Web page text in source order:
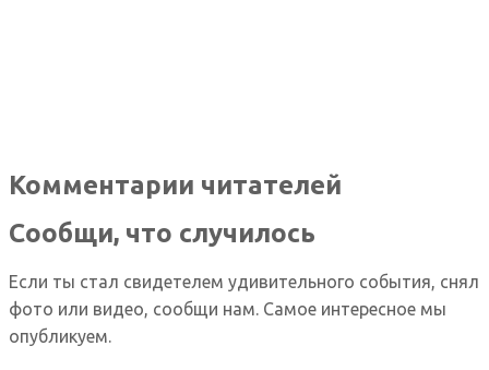
Комментарии читателей
Сообщи, что случилось
Если ты стал свидетелем удивительного события, снял
фото или видео, сообщи нам. Самое интересное мы
опубликуем.